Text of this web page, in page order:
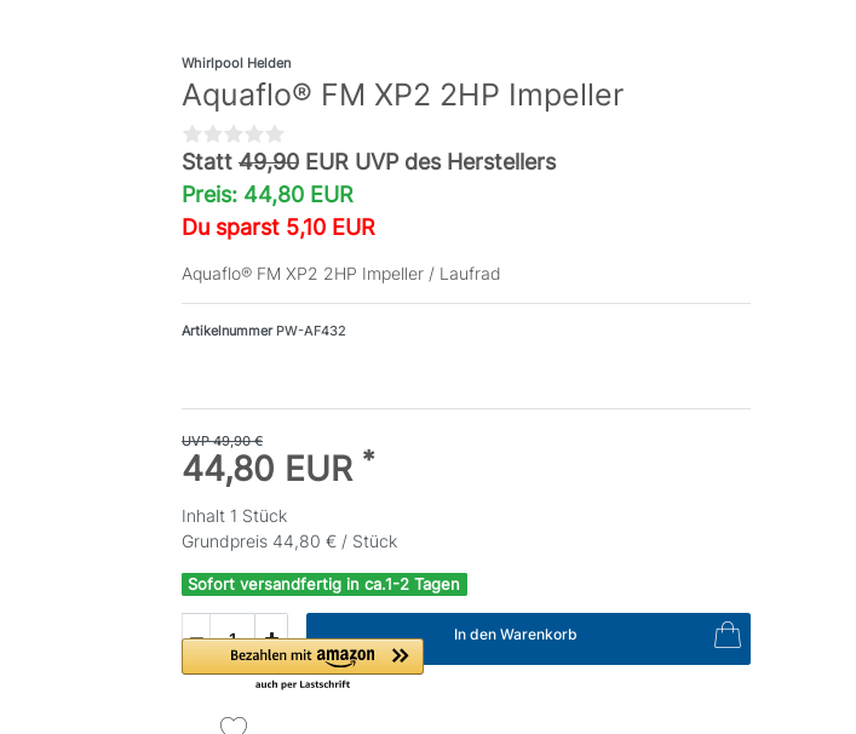
Whirlpool Helden
Aquaflo® FM XP2 2HP Impeller
Statt 49,90 EUR UVP des Herstellers
Preis: 44,80 EUR
Du sparst 5,10 EUR
Aquaflo® FM XP2 2HP Impeller / Laufrad
Artikelnummer PW-AF432
UVP 49,90 €
44,80 EUR *
Inhalt 1 Stück
Grundpreis 44,80 € / Stück
Sofort versandfertig in ca.1-2 Tagen
In den Warenkorb